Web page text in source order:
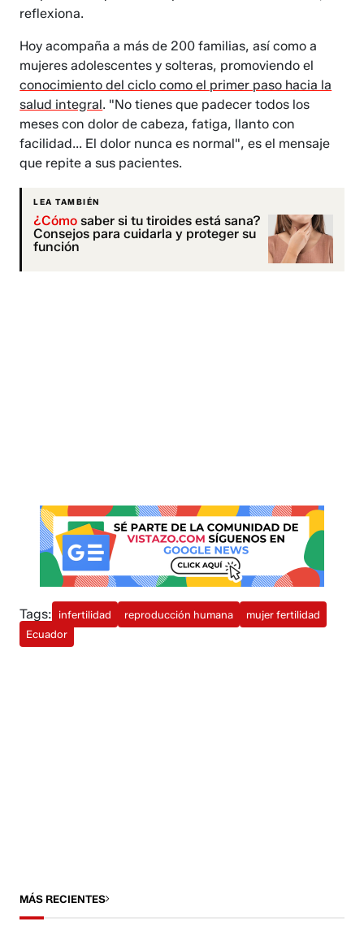
reflexiona.
Hoy acompaña a más de 200 familias, así como a
mujeres adolescentes y solteras, promoviendo el
conocimiento del ciclo como el primer paso hacia la
salud integral. "No tienes que padecer todos los
meses con dolor de cabeza, fatiga, llanto con
facilidad... El dolor nunca es normal", es el mensaje
que repite a sus pacientes.
LEA TAMBIÉN
¿Cómo saber si tu tiroides está sana?
Consejos para cuidarla y proteger su
función
Tags: infertilidad reproducción humana
mujer fertilidad
Ecuador
MÁS RECIENTES